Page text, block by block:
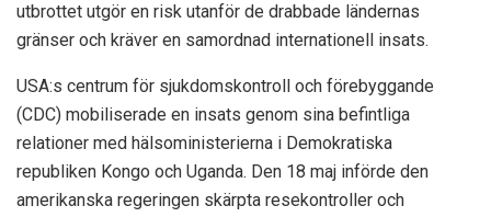
utbrottet utgör en risk utanför de drabbade ländernas
gränser och kräver en samordnad internationell insats.
USA:s centrum för sjukdomskontroll och förebyggande
(CDC) mobiliserade en insats genom sina befintliga
relationer med hälsoministerierna i Demokratiska
republiken Kongo och Uganda. Den 18 maj införde den
amerikanska regeringen skärpta resekontroller och